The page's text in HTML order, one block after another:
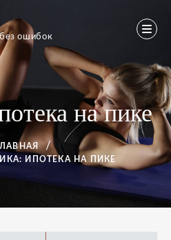
ошибок
на пике
ИПОТЕКА НА ПИКЕ